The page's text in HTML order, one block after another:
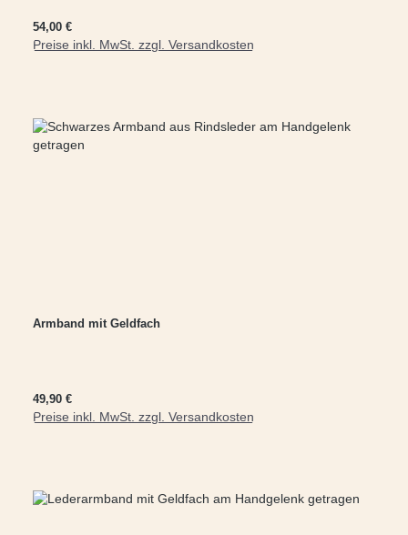
Regulärer Preis:
54,00 €
Preise inkl. MwSt. zzgl. Versandkosten
Armband mit Geldfach
Regulärer Preis:
49,90 €
Preise inkl. MwSt. zzgl. Versandkosten